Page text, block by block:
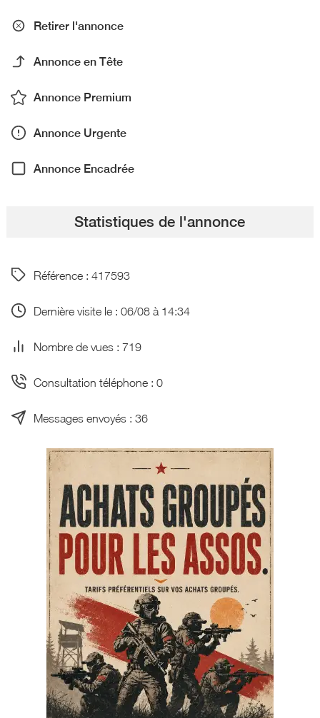
Retirer l'annonce
Annonce en Tête
Annonce Premium
Annonce Urgente
Annonce Encadrée
Statistiques de l'annonce
Référence : 417593
Dernière visite le : 06/08 à 14:34
Nombre de vues : 719
Consultation téléphone : 0
Messages envoyés : 36